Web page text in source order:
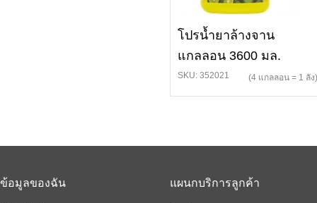
โปรน้ำยาล้างจาน
แกลลอน 3600 มล.
SKU: 352021 (4 แกลลอน = 1 ลัง)
ข้อมูลของฉัน แผนกบริการลูกค้า